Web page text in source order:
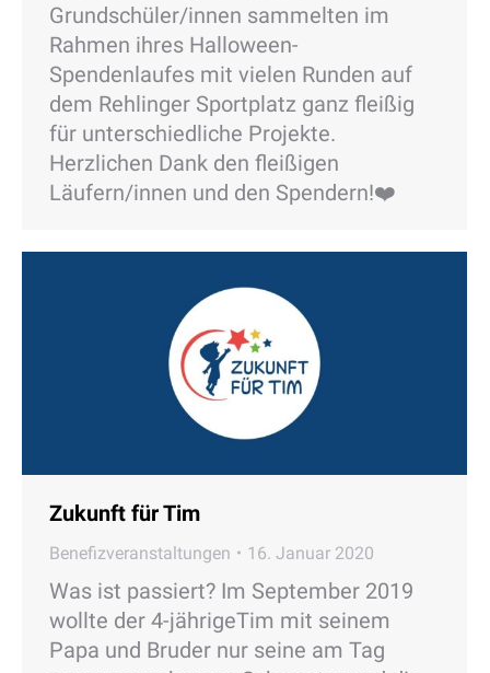
Grundschüler/innen sammelten im
Rahmen ihres Halloween-
Spendenlaufes mit vielen Runden auf
dem Rehlinger Sportplatz ganz fleißig
für unterschiedliche Projekte.
Herzlichen Dank den fleißigen
Läufern/innen und den Spendern!❤️
Zukunft für Tim
Benefizveranstaltungen 16. Januar 2020
Was ist passiert? Im September 2019
wollte der 4-jährigeTim mit seinem
Papa und Bruder nur seine am Tag